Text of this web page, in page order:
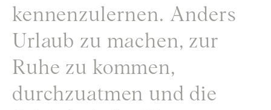
kennenzulernen. Anders
Urlaub zu machen, zur
Ruhe zu kommen,
durchzuatmen und die